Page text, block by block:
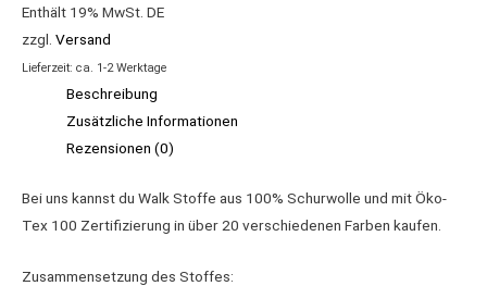
Enthält 19% MwSt. DE
zzgl. Versand
Lieferzeit: ca. 1-2 Werktage
Beschreibung
Zusätzliche Informationen
Rezensionen (0)
Bei uns kannst du Walk Stoffe aus 100% Schurwolle und mit Öko-
Tex 100 Zertifizierung in über 20 verschiedenen Farben kaufen.
Zusammensetzung des Stoffes: